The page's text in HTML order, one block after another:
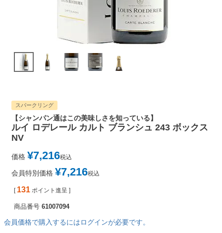
スパークリング
【シャンパン通はこの美味しさを知っている】
ルイ ロデレール カルト ブランシュ 243 ボックス
NV
価格 ¥7,216税込
会員特別価格 ¥7,216税込
[ 131 ポイント進呈 ]
商品番号 61007094
会員価格で購入するにはログインが必要です。